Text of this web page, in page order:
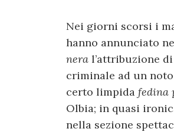
Nei giorni scorsi i
hanno annunciato
nera l’attribuzione
criminale ad un
certo limpida fedina
Olbia; in quasi
nella sezione